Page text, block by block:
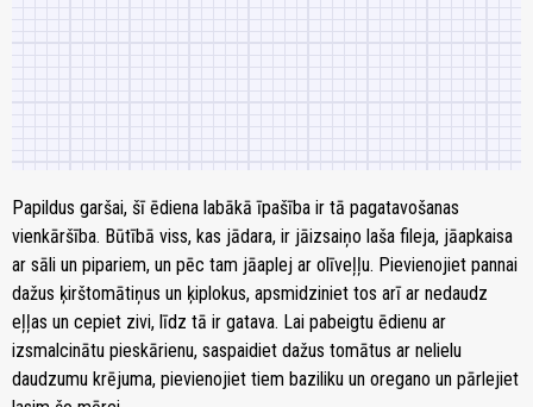
Papildus garšai, šī ēdiena labākā īpašība ir tā pagatavošanas
vienkāršība. Būtībā viss, kas jādara, ir jāizsaiņo laša fileja, jāapkaisa
ar sāli un pipariem, un pēc tam jāaplej ar olīveļļu. Pievienojiet pannai
dažus ķirštomātiņus un ķiplokus, apsmidziniet tos arī ar nedaudz
eļļas un cepiet zivi, līdz tā ir gatava. Lai pabeigtu ēdienu ar
izsmalcinātu pieskārienu, saspaidiet dažus tomātus ar nelielu
daudzumu krējuma, pievienojiet tiem baziliku un oregano un pārlejiet